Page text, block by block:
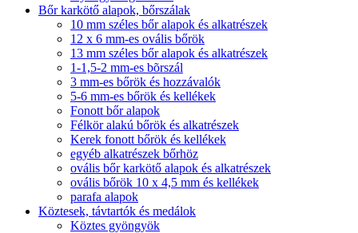
Bőr karkötő alapok, bőrszálak
10 mm széles bőr alapok és alkatrészek
12 x 6 mm-es ovális bőrök
13 mm széles bőr alapok és alkatrészek
1-1,5-2 mm-es bõrszál
3 mm-es bőrök és hozzávalók
5-6 mm-es bőrök és kellékek
Fonott bőr alapok
Félkör alakú bőrök és alkatrészek
Kerek fonott bőrök és kellékek
egyéb alkatrészek bőrhöz
ovális bőr karkötő alapok és alkatrészek
ovális bőrök 10 x 4,5 mm és kellékek
parafa alapok
Köztesek, távtartók és medálok
Köztes gyöngyök